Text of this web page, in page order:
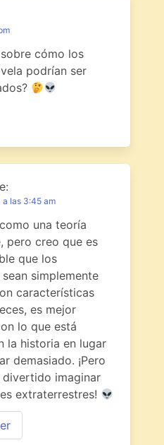
cómo los
podrían ser
a las 3:45 am
una teoría
pero creo que es
que los
simplemente
características
es mejor
lo que está
la historia en lugar
demasiado. ¡Pero
divertido imaginar
extraterrestres!